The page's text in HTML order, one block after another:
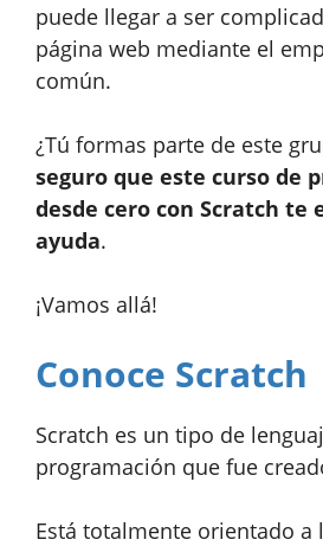
puede llegar a ser
página web mediante el
común.
¿Tú formas parte de este
seguro que este curso de
desde cero con Scratch te
ayuda.
¡Vamos allá!
Conoce Scratch
Scratch es un tipo de
programación que fue
Está totalmente orientado a